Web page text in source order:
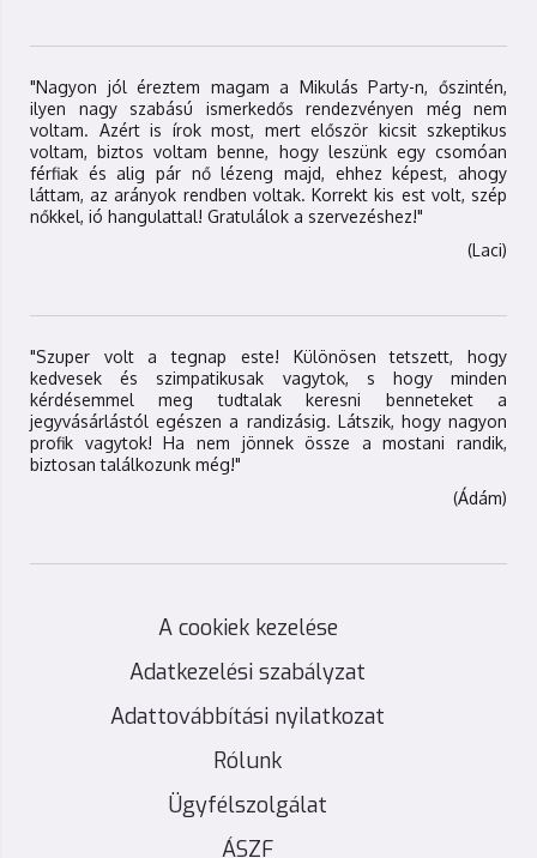
"Nagyon jól éreztem magam a Mikulás Party-n, őszintén,
ilyen nagy szabású ismerkedős rendezvényen még nem
voltam. Azért is írok most, mert először kicsit szkeptikus
voltam, biztos voltam benne, hogy leszünk egy csomóan
férfiak és alig pár nő lézeng majd, ehhez képest, ahogy
láttam, az arányok rendben voltak. Korrekt kis est volt, szép
nőkkel, ió hangulattal! Gratulálok a szervezéshez!"
(Laci)
"Szuper volt a tegnap este! Különösen tetszett, hogy
kedvesek és szimpatikusak vagytok, s hogy minden
kérdésemmel meg tudtalak keresni benneteket a
jegyvásárlástól egészen a randizásig. Látszik, hogy nagyon
profik vagytok! Ha nem jönnek össze a mostani randik,
biztosan találkozunk még!"
(Ádám)
A cookiek kezelése
Adatkezelési szabályzat
Adattovábbítási nyilatkozat
Rólunk
Ügyfélszolgálat
ÁSZF